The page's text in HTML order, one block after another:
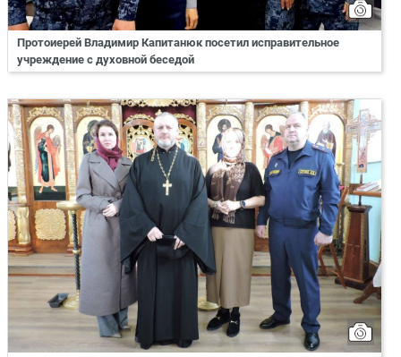
Протоиерей Владимир Капитанюк посетил исправительное
учреждение с духовной беседой